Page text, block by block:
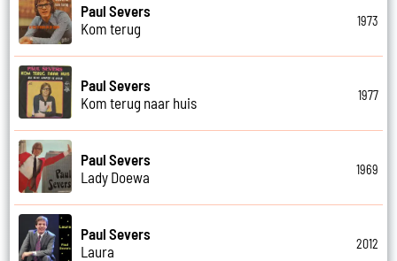
Paul Severs
Kom terug
1973
Paul Severs
Kom terug naar huis
1977
Paul Severs
Lady Doewa
1969
Paul Severs
Laura
2012